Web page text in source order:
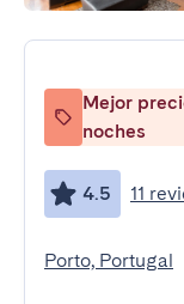
Mejor
noches
4.5 11
Porto, Portugal